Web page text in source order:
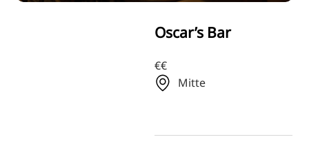
Oscar’s Bar
€€
Mitte